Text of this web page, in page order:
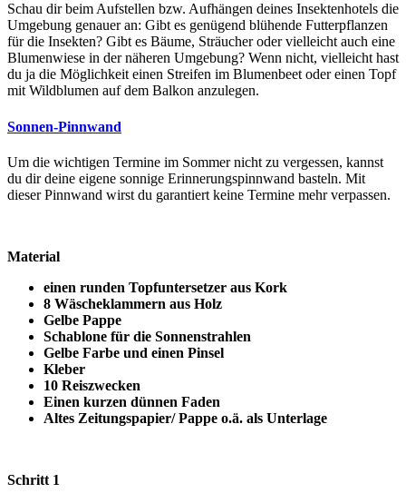
Schau dir beim Aufstellen bzw. Aufhängen deines Insektenhotels die
Umgebung genauer an: Gibt es genügend blühende Futterpflanzen
für die Insekten? Gibt es Bäume, Sträucher oder vielleicht auch eine
Blumenwiese in der näheren Umgebung? Wenn nicht, vielleicht hast
du ja die Möglichkeit einen Streifen im Blumenbeet oder einen Topf
mit Wildblumen auf dem Balkon anzulegen.
Sonnen-Pinnwand
Um die wichtigen Termine im Sommer nicht zu vergessen, kannst
du dir deine eigene sonnige Erinnerungspinnwand basteln. Mit
dieser Pinnwand wirst du garantiert keine Termine mehr verpassen.
Material
einen runden Topfuntersetzer aus Kork
8 Wäscheklammern aus Holz
Gelbe Pappe
Schablone für die Sonnenstrahlen
Gelbe Farbe und einen Pinsel
Kleber
10 Reiszwecken
Einen kurzen dünnen Faden
Altes Zeitungspapier/ Pappe o.ä. als Unterlage
Schritt 1